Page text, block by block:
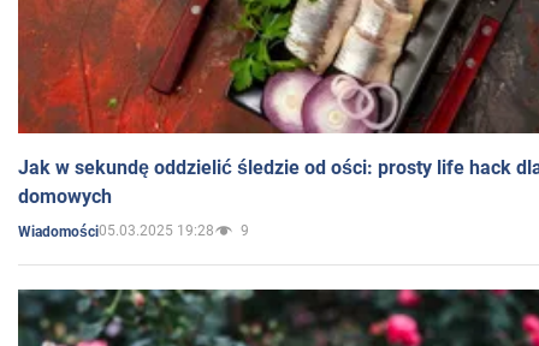
Jak w sekundę oddzielić śledzie od ości: prosty life hack
domowych
Wiadomości05.03.2025 19:28 9